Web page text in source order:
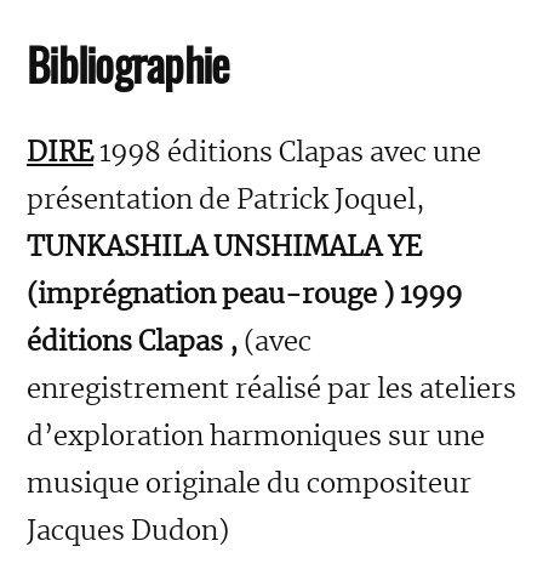
Bibliographie
DIRE1998 éditions Clapas avec une
présentation de Patrick Joquel,
TUNKASHILA UNSHIMALA YE
(imprégnation peau-rouge ) 1999
éditions Clapas , (avec
enregistrement réalisé par les ateliers
d’exploration harmoniques sur une
musique originale du compositeur
Jacques Dudon)